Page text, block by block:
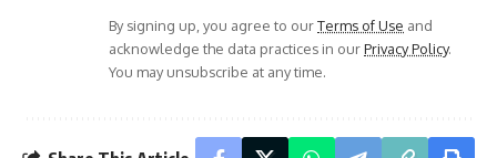
By signing up, you agree to ourTerms of Use and
acknowledge the data practices in ourPrivacy Policy.
You may unsubscribe at any time.